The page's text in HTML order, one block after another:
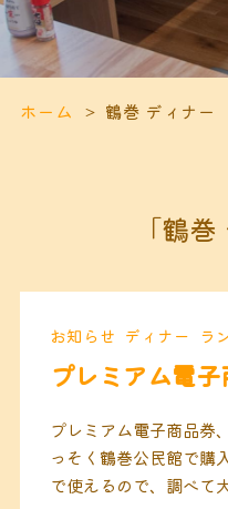
ホーム 鶴巻 ディナー
「鶴
お知らせ ディナー ラ
プレミアム電
プレミアム電子商品券
っそく鶴巻公民館で購
で使えるので、調べて